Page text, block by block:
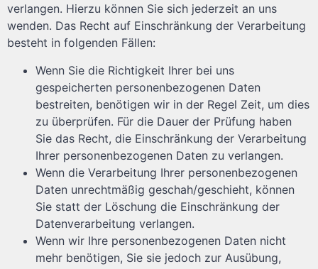
verlangen. Hierzu können Sie sich jederzeit an uns
wenden. Das Recht auf Einschränkung der Verarbeitung
besteht in folgenden Fällen:
Wenn Sie die Richtigkeit Ihrer bei uns
gespeicherten personenbezogenen Daten
bestreiten, benötigen wir in der Regel Zeit, um dies
zu überprüfen. Für die Dauer der Prüfung haben
Sie das Recht, die Einschränkung der Verarbeitung
Ihrer personenbezogenen Daten zu verlangen.
Wenn die Verarbeitung Ihrer personenbezogenen
Daten unrechtmäßig geschah/geschieht, können
Sie statt der Löschung die Einschränkung der
Datenverarbeitung verlangen.
Wenn wir Ihre personenbezogenen Daten nicht
mehr benötigen, Sie sie jedoch zur Ausübung,